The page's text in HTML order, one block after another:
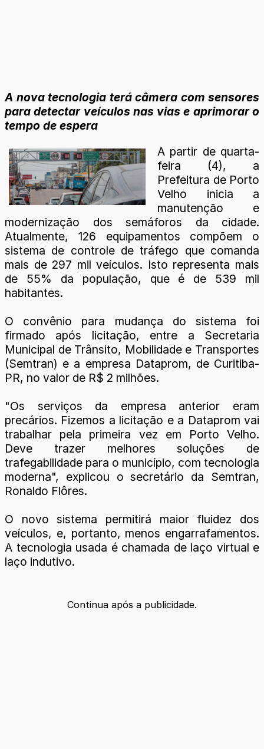
A nova tecnologia terá câmera com sensores
para detectar veículos nas vias e aprimorar o
tempo de espera
A partir de quarta-
feira (4), a
Prefeitura de Porto
Velho inicia a
manutenção e
modernização dos semáforos da cidade.
Atualmente, 126 equipamentos compõem o
sistema de controle de tráfego que comanda
mais de 297 mil veículos. Isto representa mais
de 55% da população, que é de 539 mil
habitantes.
O convênio para mudança do sistema foi
firmado após licitação, entre a Secretaria
Municipal de Trânsito, Mobilidade e Transportes
(Semtran) e a empresa Dataprom, de Curitiba-
PR, no valor de R$ 2 milhões.
"Os serviços da empresa anterior eram
precários. Fizemos a licitação e a Dataprom vai
trabalhar pela primeira vez em Porto Velho.
Deve trazer melhores soluções de
trafegabilidade para o município, com tecnologia
moderna", explicou o secretário da Semtran,
Ronaldo Flôres.
O novo sistema permitirá maior fluidez dos
veículos, e, portanto, menos engarrafamentos.
A tecnologia usada é chamada de laço virtual e
laço indutivo.
Continua após a publicidade.